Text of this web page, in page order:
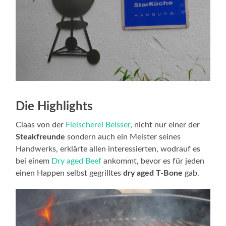
Die Highlights
Claas von der Fleischerei Beisser, nicht nur einer der
Steakfreunde sondern auch ein Meister seines
Handwerks, erklärte allen interessierten, wodrauf es
bei einem Dry aged Beef ankommt, bevor es für jeden
einen Happen selbst gegrilltesdry aged T-Bone gab.